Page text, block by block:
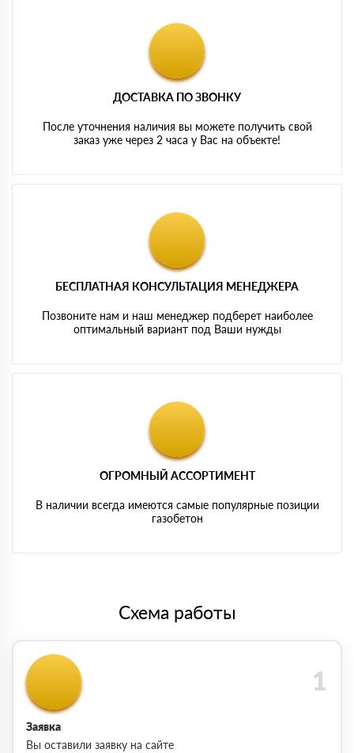
ДОСТАВКА ПО ЗВОНКУ
После уточнения наличия вы можете получить свой
заказ уже через 2 часа у Вас на объекте!
БЕСПЛАТНАЯ КОНСУЛЬТАЦИЯ МЕНЕДЖЕРА
Позвоните нам и наш менеджер подберет наиболее
оптимальный вариант под Ваши нужды
ОГРОМНЫЙ АССОРТИМЕНТ
В наличии всегда имеются самые популярные позиции
газобетон
Схема работы
Заявка
Вы оставили заявку на сайте